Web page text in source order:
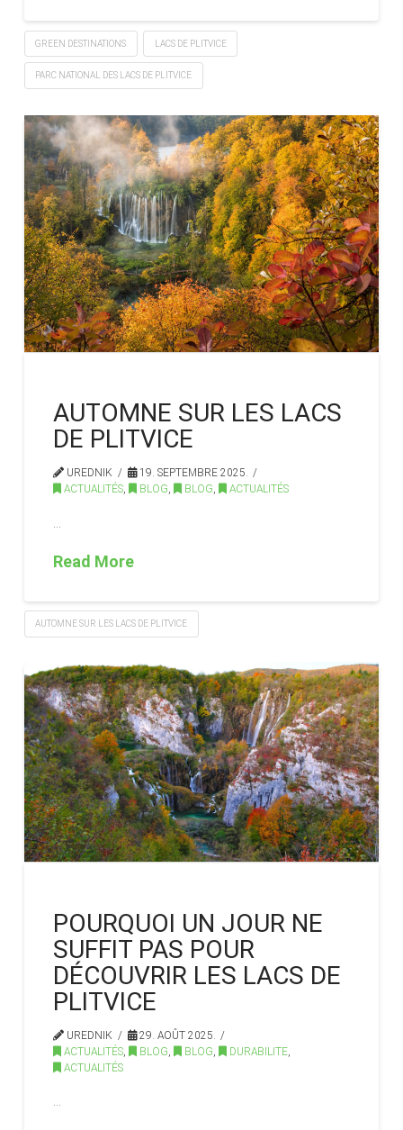
GREEN DESTINATIONS LACS DE PLITVICE
PARC NATIONAL DES LACS DE PLITVICE
AUTOMNE SUR LES LACS
DE PLITVICE
UREDNIK
19. SEPTEMBRE 2025.
ACTUALITÉS, BLOG, BLOG, ACTUALITÉS
Read More
AUTOMNE SUR LES LACS DE PLITVICE
POURQUOI UN JOUR NE
SUFFIT PAS POUR
DÉCOUVRIR LES LACS DE
PLITVICE
UREDNIK
29. AOÛT 2025.
ACTUALITÉS
BLOG BLOG DURABILITE
ACTUALITÉS